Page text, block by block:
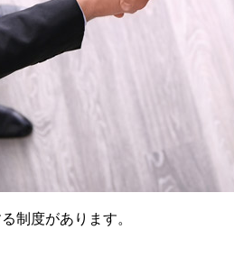
制度があります。